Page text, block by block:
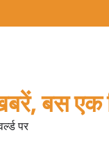
बस एक
पर